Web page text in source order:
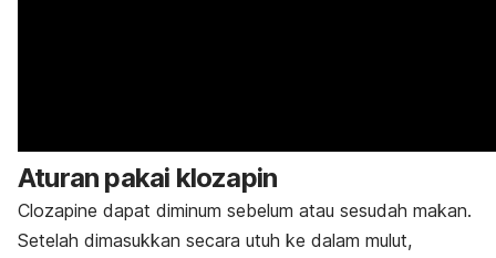
Aturan pakai klozapin
Clozapine dapat diminum sebelum atau sesudah makan.
Setelah dimasukkan secara utuh ke dalam mulut,